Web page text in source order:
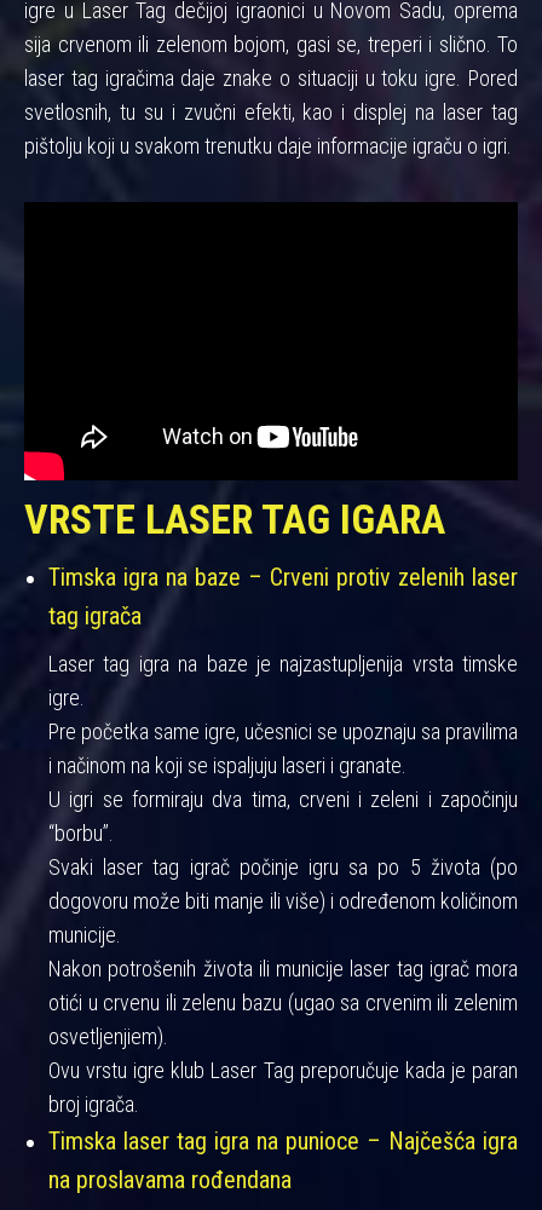
igre u Laser Tag dečijoj igraonici u Novom Sadu, oprema
sija crvenom ili zelenom bojom, gasi se, treperi i slično. To
laser tag igračima daje znake o situaciji u toku igre. Pored
svetlosnih, tu su i zvučni efekti, kao i displej na laser tag
pištolju koji u svakom trenutku daje informacije igraču o igri.
VRSTE LASER TAG IGARA
Timska igra na baze – Crveni protiv zelenih laser
tag igrača
Laser tag igra na baze je najzastupljenija vrsta timske
igre.
Pre početka same igre, učesnici se upoznaju sa pravilima
i načinom na koji se ispaljuju laseri i granate.
U igri se formiraju dva tima, crveni i zeleni i započinju
“borbu”.
Svaki laser tag igrač počinje igru sa po 5 života (po
dogovoru može biti manje ili više) i određenom količinom
municije.
Nakon potrošenih života ili municije laser tag igrač mora
otići u crvenu ili zelenu bazu (ugao sa crvenim ili zelenim
osvetljenjiem).
Ovu vrstu igre klub Laser Tag preporučuje kada je paran
broj igrača.
Timska laser tag igra na punioce – Najčešća igra
na proslavama rođendana